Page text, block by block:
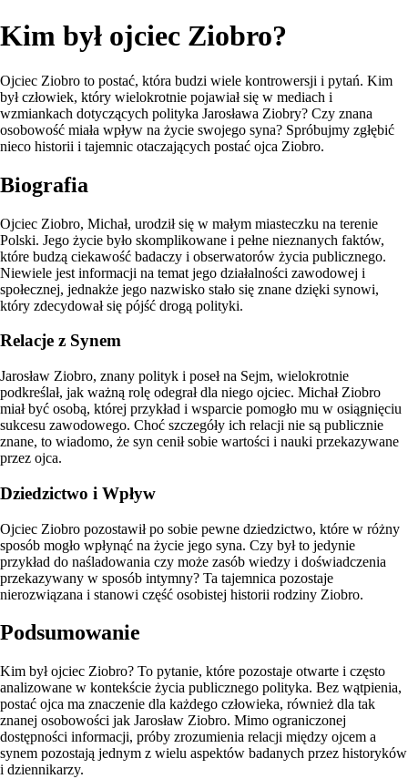
Kim był ojciec Ziobro?
Ojciec Ziobro to postać, która budzi wiele kontrowersji i pytań. Kim
był człowiek, który wielokrotnie pojawiał się w mediach i
wzmiankach dotyczących polityka Jarosława Ziobry? Czy znana
osobowość miała wpływ na życie swojego syna? Spróbujmy zgłębić
nieco historii i tajemnic otaczających postać ojca Ziobro.
Biografia
Ojciec Ziobro, Michał, urodził się w małym miasteczku na terenie
Polski. Jego życie było skomplikowane i pełne nieznanych faktów,
które budzą ciekawość badaczy i obserwatorów życia publicznego.
Niewiele jest informacji na temat jego działalności zawodowej i
społecznej, jednakże jego nazwisko stało się znane dzięki synowi,
który zdecydował się pójść drogą polityki.
Relacje z Synem
Jarosław Ziobro, znany polityk i poseł na Sejm, wielokrotnie
podkreślał, jak ważną rolę odegrał dla niego ojciec. Michał Ziobro
miał być osobą, której przykład i wsparcie pomogło mu w osiągnięciu
sukcesu zawodowego. Choć szczegóły ich relacji nie są publicznie
znane, to wiadomo, że syn cenił sobie wartości i nauki przekazywane
przez ojca.
Dziedzictwo i Wpływ
Ojciec Ziobro pozostawił po sobie pewne dziedzictwo, które w różny
sposób mogło wpłynąć na życie jego syna. Czy był to jedynie
przykład do naśladowania czy może zasób wiedzy i doświadczenia
przekazywany w sposób intymny? Ta tajemnica pozostaje
nierozwiązana i stanowi część osobistej historii rodziny Ziobro.
Podsumowanie
Kim był ojciec Ziobro? To pytanie, które pozostaje otwarte i często
analizowane w kontekście życia publicznego polityka. Bez wątpienia,
postać ojca ma znaczenie dla każdego człowieka, również dla tak
znanej osobowości jak Jarosław Ziobro. Mimo ograniczonej
dostępności informacji, próby zrozumienia relacji między ojcem a
synem pozostają jednym z wielu aspektów badanych przez historyków
i dziennikarzy.